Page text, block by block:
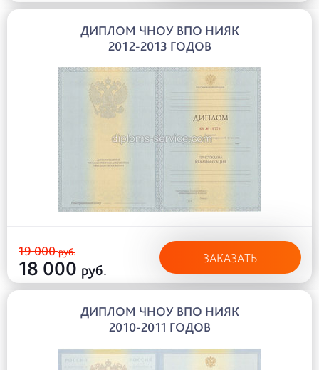
ДИПЛОМ ЧНОУ ВПО НИЯК
2012-2013 ГОДОВ
19 000руб.
18 000 руб.
ЗАКАЗАТЬ
ДИПЛОМ ЧНОУ ВПО НИЯК
2010-2011 ГОДОВ